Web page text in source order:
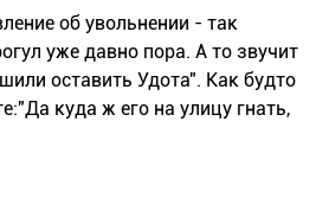
об увольнении - так
уже давно пора. А то звучит
оставить Удота". Как будто
куда ж его на улицу гнать,